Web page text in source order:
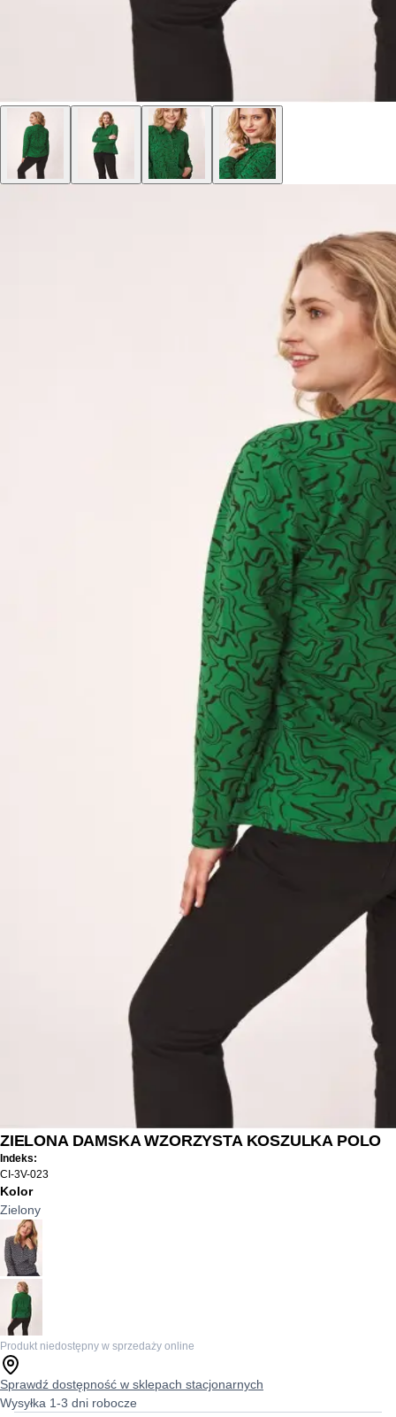
ZIELONA DAMSKA WZORZYSTA KOSZULKA POLO
Indeks:
CI-3V-023
Kolor
Zielony
Produkt niedostępny w sprzedaży online
Sprawdź dostępność w sklepach stacjonarnych
Wysyłka 1-3 dni robocze